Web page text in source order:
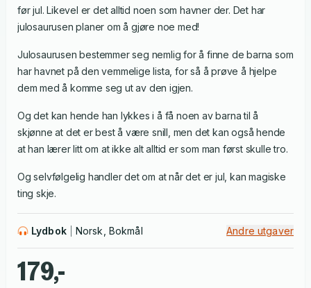
før jul. Likevel er det alltid noen som havner der. Det har
julosaurusen planer om å gjøre noe med!
Julosaurusen bestemmer seg nemlig for å finne de barna som
har havnet på den vemmelige lista, for så å prøve å hjelpe
dem med å komme seg ut av den igjen.
Og det kan hende han lykkes i å få noen av barna til å
skjønne at det er best å være snill, men det kan også hende
at han lærer litt om at ikke alt alltid er som man først skulle tro.
Og selvfølgelig handler det om at når det er jul, kan magiske
ting skje.
Lydbok Norsk, Bokmål Andre utgaver
179,-